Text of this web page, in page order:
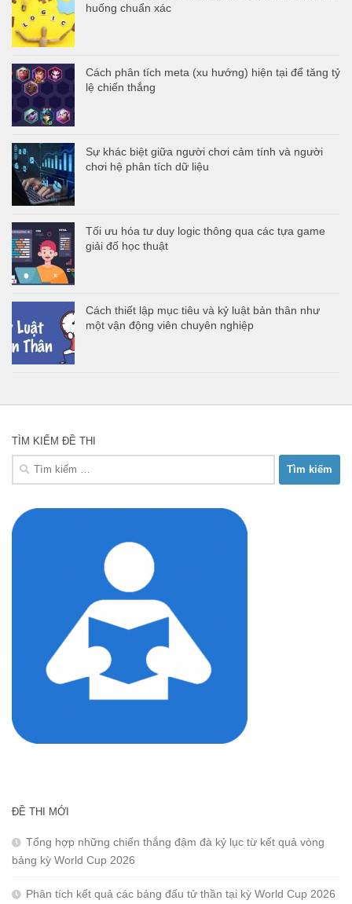
huống chuẩn xác
Cách phân tích meta (xu hướng) hiện tại để tăng tỷ
lệ chiến thắng
Sự khác biệt giữa người chơi cảm tính và người
chơi hệ phân tích dữ liệu
Tối ưu hóa tư duy logic thông qua các tựa game
giải đố học thuật
Cách thiết lập mục tiêu và kỷ luật bản thân như
một vận động viên chuyên nghiệp
TÌM KIẾM ĐỀ THI
Tìm
ĐỀ THI MỚI
Tổng hợp những chiến thắng đậm đà kỷ lục từ kết quả vòng
bảng kỳ World Cup 2026
Phân tích kết quả các bảng đấu tử thần tại kỳ World Cup 2026